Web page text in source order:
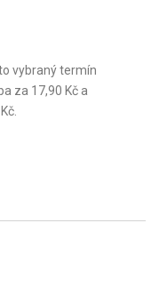
vybraný termín
za 17,90 Kč a